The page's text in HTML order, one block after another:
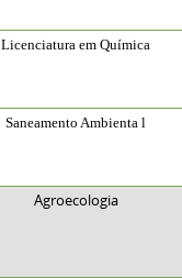
Licenciatura em Química
Saneamento Ambienta l
Agroecologia